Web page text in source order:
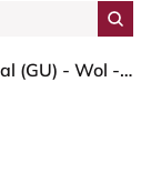
HÅG Capisco 8106 - Sirdal (GU) - Wol - SRD480 - Chestnut - Framekleur - Wit - Gasveer - 200 mm (Zithoogte 46-64cm) - Vloercontact - Zachte wielen t.b.v. harde vloeren - Voetenring - Ja, in framekleur - Voetster - Nee, voetster in framekleur